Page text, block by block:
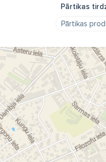
Pārtikas
Pārtikas